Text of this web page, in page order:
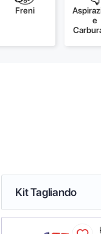
Freni
e
Kit Tagliando